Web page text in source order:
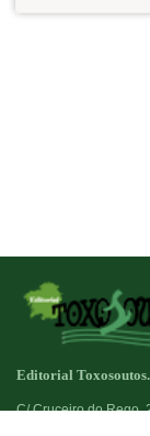
Editorial
C/ Cruceiro do Rego,